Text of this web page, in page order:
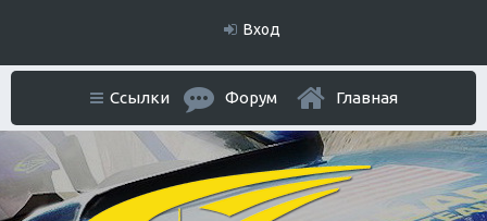
Вход
Ссылки Форум Главная